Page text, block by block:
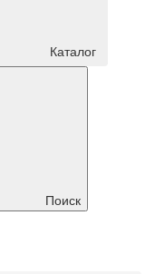
Каталог
Поиск